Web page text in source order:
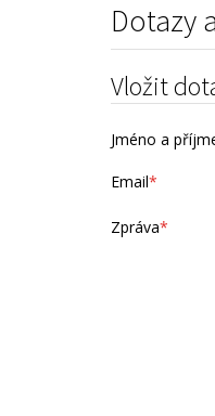
Dotazy
Vložit
Jméno a
Email*
Zpráva*